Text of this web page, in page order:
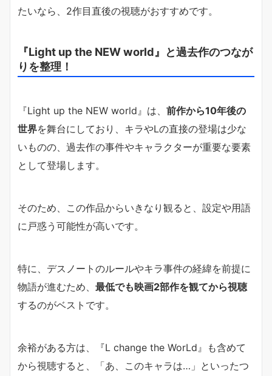
たいなら、2作目直後の視聴がおすすめです。
『Light up the NEW world』と過去作のつなが
りを整理！
『Light up the NEW world』は、 前作から10年後の
世界を舞台にしており、キラやLの直接の登場は少な
いものの、過去作の事件やキャラクターが重要な要素
として登場します。
そのため、この作品からいきなり観ると、設定や用語
に戸惑う可能性が高いです。
特に、デスノートのルールやキラ事件の経緯を前提に
物語が進むため、 最低でも映画2部作を観てから視聴
するのがベストです。
余裕がある方は、『L change the WorLd』も含めて
から視聴すると、「あ、このキャラは…」といったつ